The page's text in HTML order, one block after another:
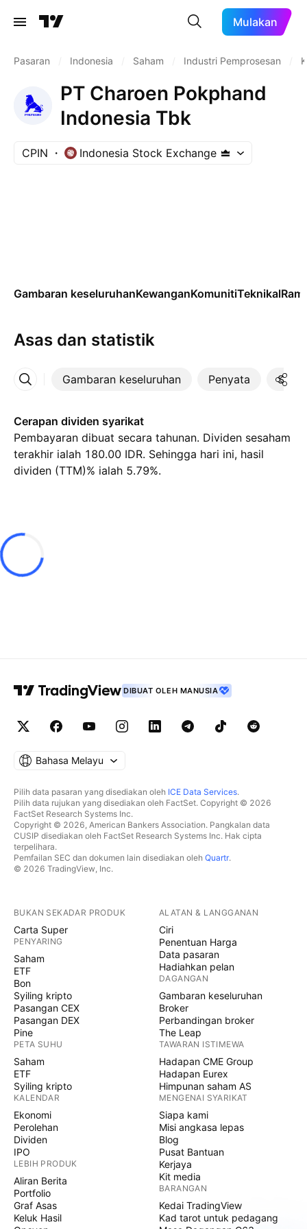
Mulakan
Pasaran Indonesia Saham Industri Pemprosesan
PT Charoen Pokphand
Indonesia Tbk
CPIN Indonesia Stock Exchange
Gambaran keseluruhanKewanganKomunitiTeknikal
Asas dan statistik
Gambaran keseluruhan Penyata
Lebih
Cerapan dividen syarikat
Pembayaran dibuat secara tahunan. Dividen sesaham
terakhir ialah 180.00 IDR. Sehingga hari ini, hasil
dividen (TTM)% ialah 5.79%.
DIBUAT OLEH MANUSIA
Bahasa Melayu
Pilih data pasaran yang disediakan oleh ICE Data Services.
Pilih data rujukan yang disediakan oleh FactSet. Copyright © 2026
FactSet Research Systems Inc.
Copyright © 2026, American Bankers Association. Pangkalan data
CUSIP disediakan oleh FactSet Research Systems Inc. Hak cipta
terpelihara.
Pemfailan SEC dan dokumen lain disediakan oleh Quartr.
© 2026 TradingView, Inc.
BUKAN SEKADAR PRODUK
Carta Super
PENYARING
Saham
ETF
Bon
Syiling kripto
Pasangan CEX
Pasangan DEX
Pine
PETA SUHU
Saham
ETF
Syiling kripto
KALENDAR
Ekonomi
Perolehan
Dividen
IPO
LEBIH PRODUK
Aliran Berita
Portfolio
Graf Asas
Keluk Hasil
ALATAN & LANGGANAN
Ciri
Penentuan Harga
Data pasaran
Hadiahkan pelan
DAGANGAN
Gambaran keseluruhan
Broker
Perbandingan broker
The Leap
TAWARAN ISTIMEWA
Hadapan CME Group
Hadapan Eurex
Himpunan saham AS
MENGENAI SYARIKAT
Siapa kami
Misi angkasa lepas
Blog
Pusat Bantuan
Kerjaya
Kit media
BARANGAN
Kedai TradingView
Kad tarot untuk pedagang